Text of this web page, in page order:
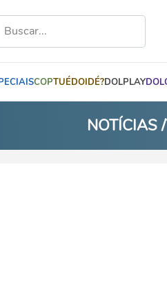
COPTUÉDOIDÉ?DOLPLAY
NOTÍCIAS /